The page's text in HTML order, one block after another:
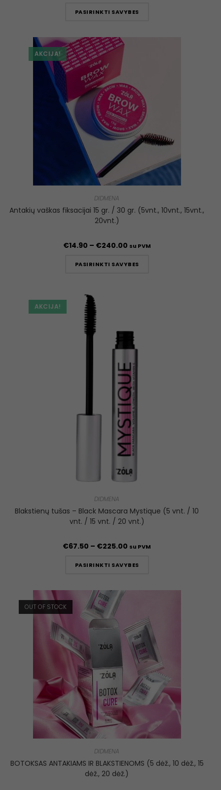
PASIRINKTI SAVYBES
AKCIJA!
DIDMENA
Antakių vaškas fiksacijai 15 gr. / 30 gr. (5vnt., 10vnt., 15vnt.,
20vnt.)
€14.90 – €240.00 su PVM
PASIRINKTI SAVYBES
AKCIJA!
DIDMENA
Blakstienų tušas – Black Mascara Mystique (5 vnt. / 10
vnt. / 15 vnt. / 20 vnt.)
€67.50 – €225.00 su PVM
PASIRINKTI SAVYBES
OUT OF STOCK
DIDMENA
BOTOKSAS ANTAKIAMS IR BLAKSTIENOMS (5 dėž., 10 dėž., 15
dėž., 20 dėž.)